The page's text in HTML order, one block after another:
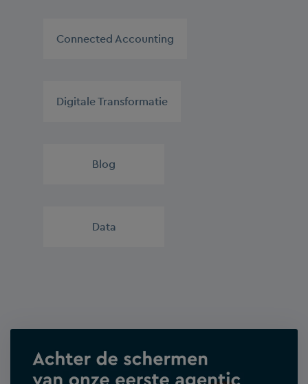
Connected Accounting
Digitale Transformatie
Blog
Data